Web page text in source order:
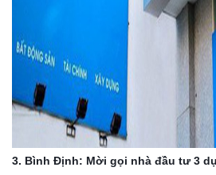
3. Bình Định: Mời gọi nhà đầu tư 3